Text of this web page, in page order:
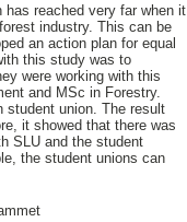
has reached very far when it
industry. This can be
an action plan for equal
this study was to
were working with this
and MSc in Forestry.
student union. The result
it showed that there was
SLU and the student
the student unions can